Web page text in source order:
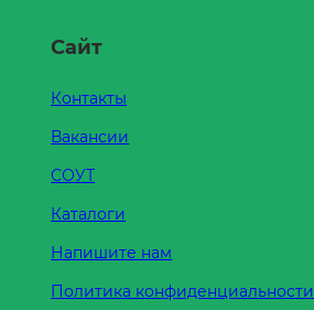
Сайт
Контакты
Вакансии
СОУТ
Каталоги
Напишите нам
Политика конфиденциальности